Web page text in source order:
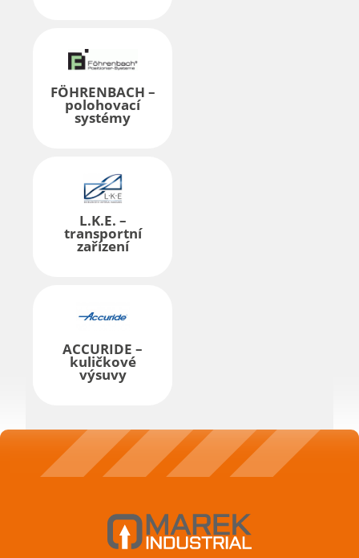
FÖHRENBACH –
polohovací
systémy
L.K.E. –
transportní
zařízení
ACCURIDE –
kuličkové
výsuvy